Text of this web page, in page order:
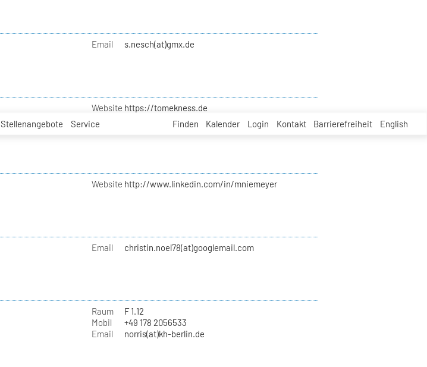
Stellenangebote Service Finden Kalender Login Kontakt Barrierefreiheit English
Email s.nesch(at)gmx.de
Website https://tomekness.de
Website http://www.linkedin.com/in/mniemeyer
Email christin.noel78(at)googlemail.com
Raum
F 1.12
Mobil
+49 178 2056533
Email
norris(at)kh-berlin.de